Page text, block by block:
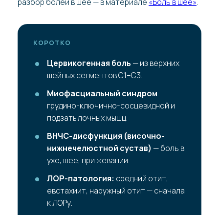
КОРОТКО
Цервикогенная боль — из верхних
шейных сегментов C1–C3.
Миофасциальный синдром
грудино-ключично-сосцевидной и
подзатылочных мышц.
ВНЧС-дисфункция (височно-
нижнечелюстной сустав) — боль в
ухе, шее, при жевании.
ЛОР-патология: средний отит,
евстахиит, наружный отит — сначала
к ЛОРу.